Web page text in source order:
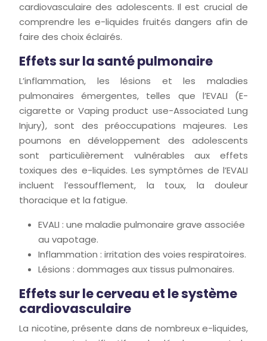
cardiovasculaire des adolescents. Il est crucial de
comprendre les e-liquides fruités dangers afin de
faire des choix éclairés.
Effets sur la santé pulmonaire
L’inflammation, les lésions et les maladies
pulmonaires émergentes, telles que l’EVALI (E-
cigarette or Vaping product use-Associated Lung
Injury), sont des préoccupations majeures. Les
poumons en développement des adolescents
sont particulièrement vulnérables aux effets
toxiques des e-liquides. Les symptômes de l’EVALI
incluent l’essoufflement, la toux, la douleur
thoracique et la fatigue.
EVALI : une maladie pulmonaire grave associée
au vapotage.
Inflammation : irritation des voies respiratoires.
Lésions : dommages aux tissus pulmonaires.
Effets sur le cerveau et le système
cardiovasculaire
La nicotine, présente dans de nombreux e-liquides,